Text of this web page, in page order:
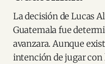
La decisión de Lucas
Guatemala fue
avanzara. Aunque
intención de jugar